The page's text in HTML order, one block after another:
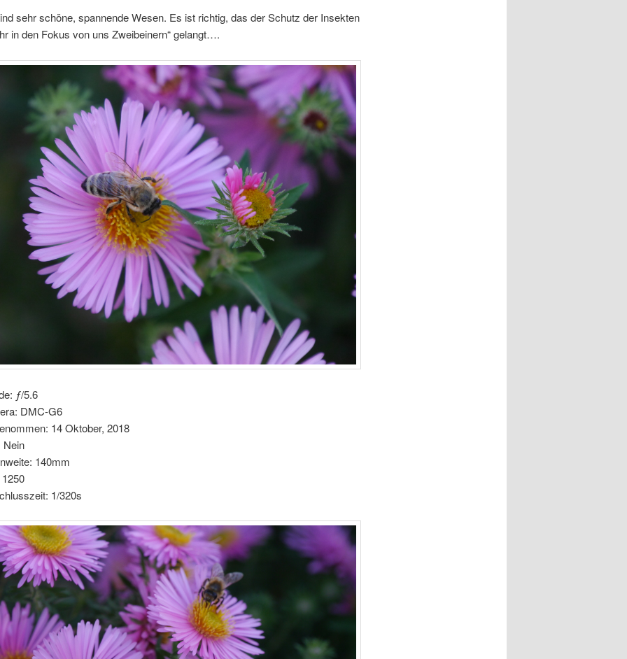
sehr schöne, spannende Wesen. Es ist richtig, das der Schutz der Insekten
in den Fokus von uns Zweibeinern“ gelangt….
ƒ/5.6
DMC-G6
14 Oktober, 2018
Nein
140mm
1/320s